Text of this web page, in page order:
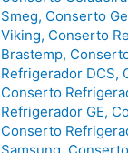
Smeg, Conserto
Viking, Conserto
Brastemp,
Refrigerador DCS,
Conserto
Refrigerador GE,
Conserto